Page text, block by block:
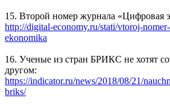
15. Второй номер журнала «Цифровая
http://digital-economy.ru/stati/vtoroj-
ekonomika
16. Ученые из стран БРИКС не хотят
другом:
https://indicator.ru/news/2018/08/21/
briks/